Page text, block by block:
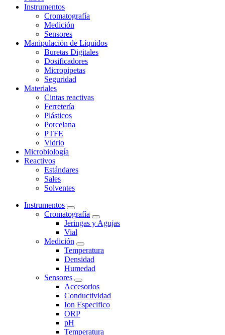
Instrumentos
Cromatografía
Medición
Sensores
Manipulación de Líquidos
Buretas Digitales
Dosificadores
Micropipetas
Seguridad
Materiales
Cintas reactivas
Ferretería
Plásticos
Porcelana
PTFE
Vidrio
Microbiología
Reactivos
Estándares
Sales
Solventes
Instrumentos
Cromatografía
Jeringas y Agujas
Vial
Medición
Temperatura
Densidad
Humedad
Sensores
Accesorios
Conductividad
Ion Especifico
ORP
pH
Temperatura